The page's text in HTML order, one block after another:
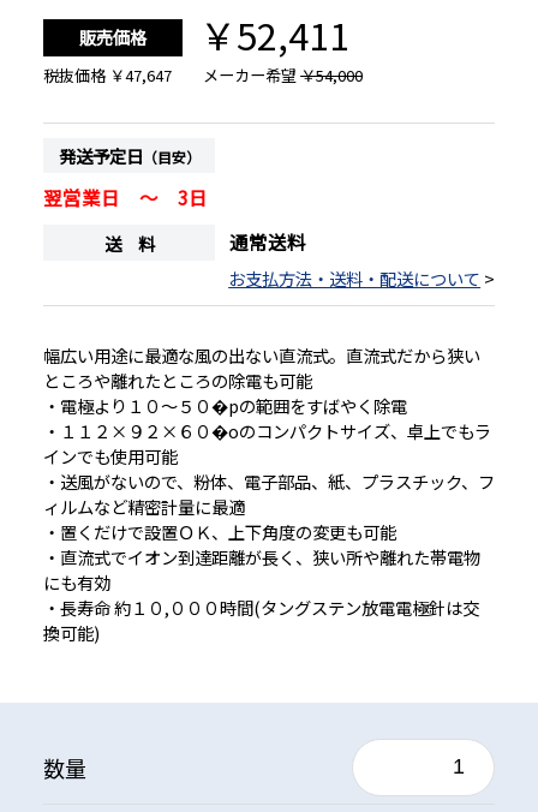
販売価格 ￥52,411
税抜価格 ￥47,647 メーカー希望￥54,000
発送予定日 （目安）
翌営業日 ～ 3日
送 料 通常送料
お支払方法・送料・配送について >
幅広い用途に最適な風の出ない直流式。直流式だから狭い
ところや離れたところの除電も可能
・電極より１０〜５０�pの範囲をすばやく除電
・１１２×９２×６０�oのコンパクトサイズ、卓上でもラ
インでも使用可能
・送風がないので、粉体、電子部品、紙、プラスチック、フ
ィルムなど精密計量に最適
・置くだけで設置ＯＫ、上下角度の変更も可能
・直流式でイオン到達距離が長く、狭い所や離れた帯電物
にも有効
・長寿命 約１０,０００時間(タングステン放電電極針は交
換可能)
数量